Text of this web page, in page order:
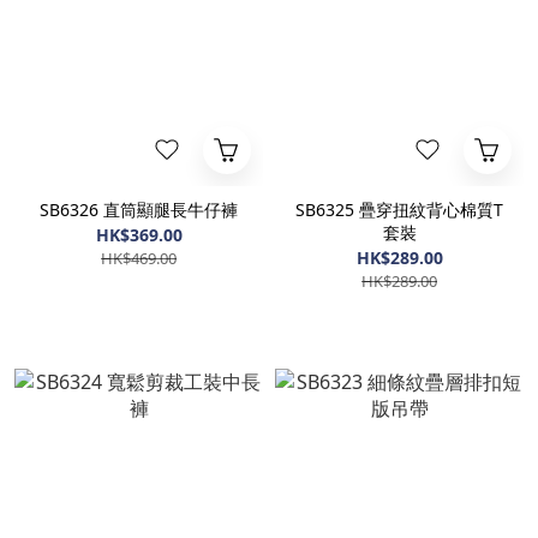
SB6326 直筒顯腿長牛仔褲
HK$369.00
HK$469.00
SB6325 疊穿扭紋背心棉質T
套裝
HK$289.00
HK$289.00